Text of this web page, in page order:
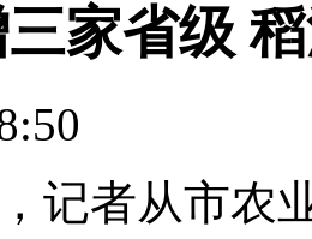
家省级
记者从市农